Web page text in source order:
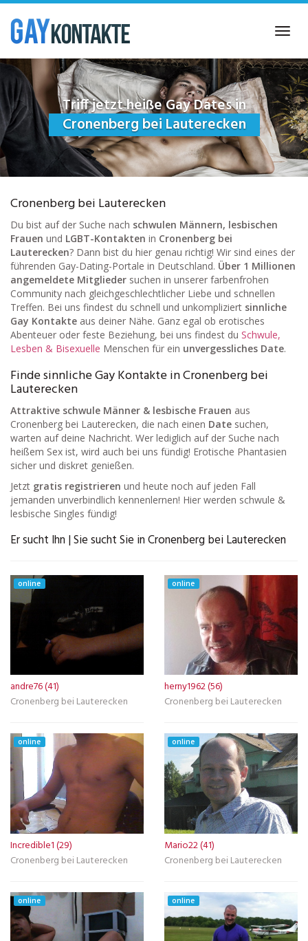
Skip
main
content
Triff jetzt heiße Gay Dates in
Cronenberg bei Lauterecken
Cronenberg bei Lauterecken
Du bist auf der Suche nach schwulen Männern, lesbischen
Frauen und LGBT-Kontakten in Cronenberg bei
Lauterecken? Dann bist du hier genau richtig! Wir sind eines der
führenden Gay-Dating-Portale in Deutschland. Über 1 Millionen
angemeldete Mitglieder suchen in unserer farbenfrohen
Community nach gleichgeschlechtlicher Liebe und schnellen
Treffen. Bei uns findest du schnell und unkompliziert sinnliche
Gay Kontakte aus deiner Nähe. Ganz egal ob erotisches
Abenteuer oder feste Beziehung, bei uns findest du Schwule,
Lesben & Bisexuelle Menschen für ein unvergessliches Date.
Finde sinnliche Gay Kontakte in Cronenberg bei
Lauterecken
Attraktive schwule Männer & lesbische Frauen aus
Cronenberg bei Lauterecken, die nach einen Date suchen,
warten auf deine Nachricht. Wer lediglich auf der Suche nach
heißem Sex ist, wird auch bei uns fündig! Erotische Phantasien
sicher und diskret genießen.
Jetzt gratis registrieren und heute noch auf jeden Fall
jemanden unverbindlich kennenlernen! Hier werden schwule &
lesbische Singles fündig!
Er sucht Ihn | Sie sucht Sie in Cronenberg bei Lauterecken
online
andre76 (41)
Cronenberg bei Lauterecken
online
herny1962 (56)
Cronenberg bei Lauterecken
online
Incredible1 (29)
Cronenberg bei Lauterecken
online
Mario22 (41)
Cronenberg bei Lauterecken
online online